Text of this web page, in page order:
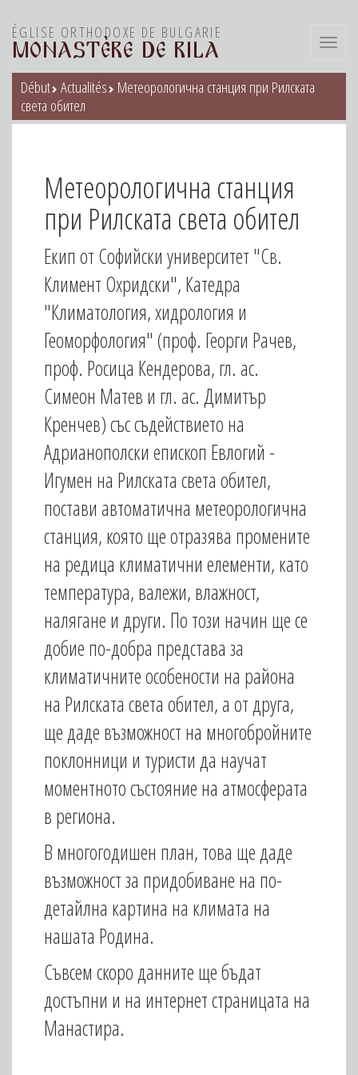
ÉGLISE ORTHODOXE DE BULGARIE
MONASTÈRE DE RILA
Début Actualités Метеорологична станция при Рилската
света обител
Метеорологична станция
при Рилската света обител
Екип от Софийски университет "Св.
Климент Охридски", Катедра
"Климатология, хидрология и
Геоморфология" (проф. Георги Рачев,
проф. Росица Кендерова, гл. ас.
Симеон Матев и гл. ас. Димитър
Кренчев) със съдействието на
Адрианополски епископ Евлогий -
Игумен на Рилската света обител,
постави автоматична метеорологична
станция, която ще отразява промените
на редица климатични елементи, като
температура, валежи, влажност,
налягане и други. По този начин ще се
добие по-добра представа за
климатичните особености на района
на Рилската света обител, а от друга,
ще даде възможност на многобройните
поклонници и туристи да научат
моментното състояние на атмосферата
в региона.
В многогодишен план, това ще даде
възможност за придобиване на по-
детайлна картина на климата на
нашата Родина.
Съвсем скоро данните ще бъдат
достъпни и на интернет страницата на
Манастира.